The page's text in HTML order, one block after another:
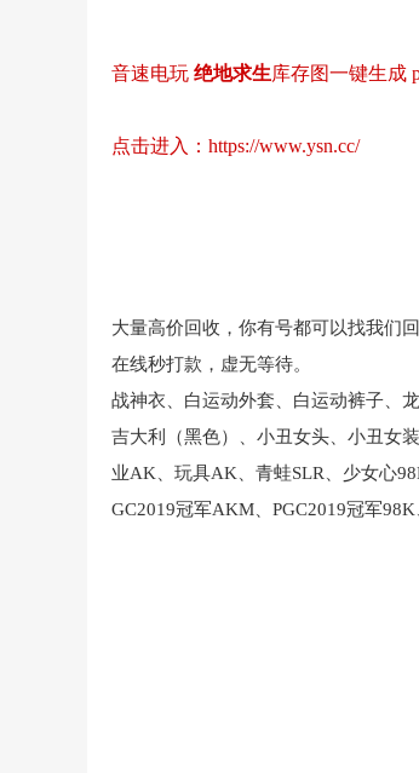
音速电玩 绝地求生库存图一键生成
点击进入： https://www.ysn.cc/
大量高价回收，你有号都可以找我们
在线秒打款，虚无等待。
战神衣、白运动外套、白运动裤子、
吉大利（黑色）、小丑女头、小丑女
业AK、玩具AK、青蛙SLR、少女心
GC2019冠军AKM、 PGC2019冠军98K